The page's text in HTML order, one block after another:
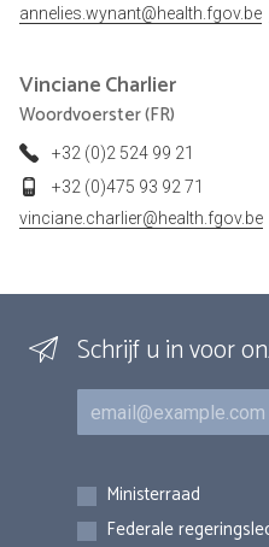
annelies.wynant@health.fgov.be
VincianeCharlier
Woordvoerster (FR)
+32 (0)2 524 99 21
+32 (0)475 93 92 71
vinciane.charlier@health.fgov.be
Schrijf u in voor
E-mail
Inschrijvingen
Ministerraad
Federale